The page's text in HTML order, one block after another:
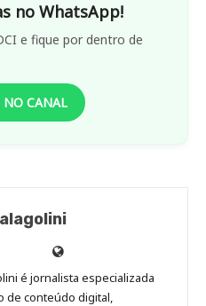
no WhatsApp!
e fique por dentro de
NO CANAL
Malagolini
no
Anny
Malagolini
no
Site
de
Anny
é jornalista especializada
de conteúdo digital,